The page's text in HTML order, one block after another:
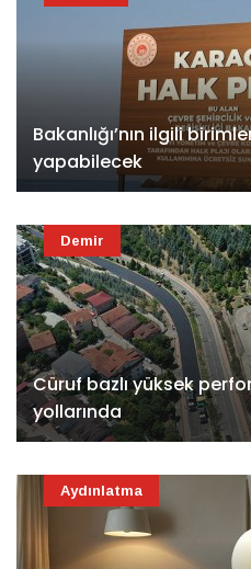
Bakanlığı’nın ilgili
yapabilecek
Cüruf bazlı yüksek
yollarında
Demir
Aydınlatma